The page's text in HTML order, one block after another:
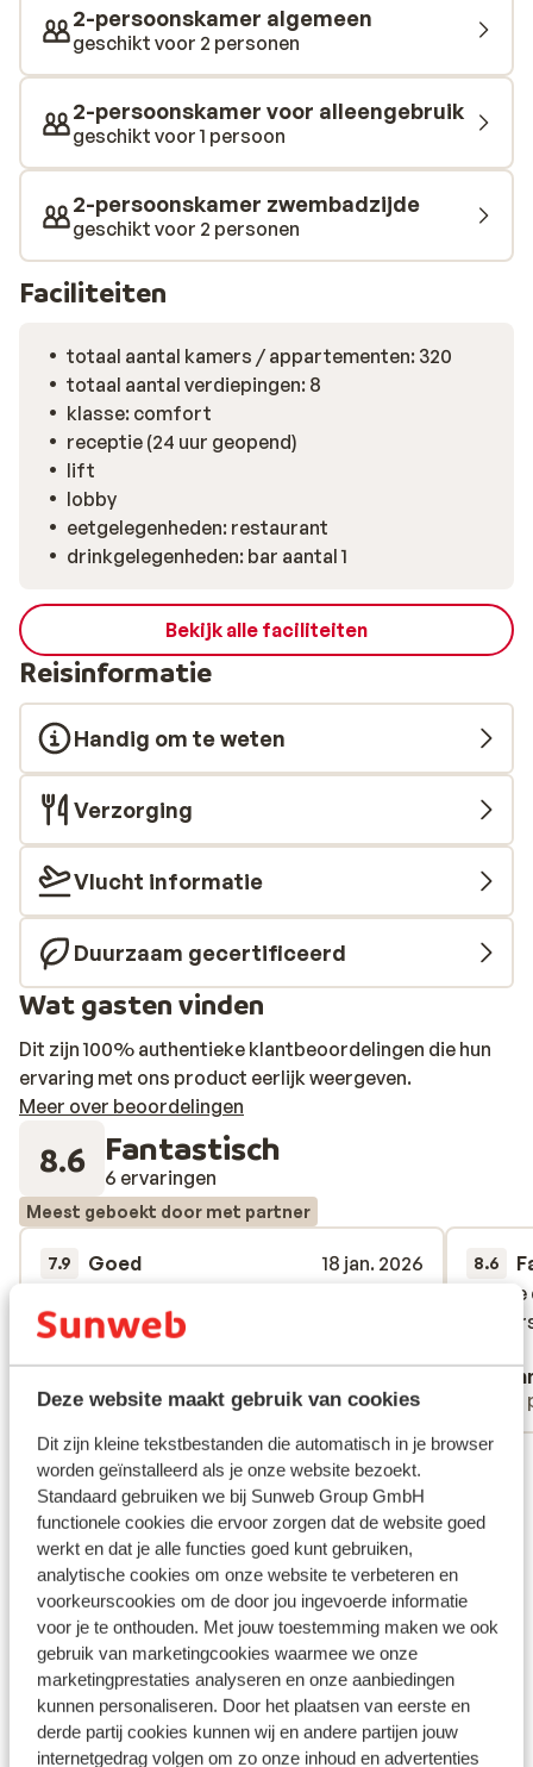
Deze website maakt gebruik van cookies
Dit zijn kleine tekstbestanden die automatisch in je browser
worden geïnstalleerd als je onze website bezoekt.
Standaard gebruiken we bij Sunweb Group GmbH
functionele cookies die ervoor zorgen dat de website goed
werkt en dat je alle functies goed kunt gebruiken,
analytische cookies om onze website te verbeteren en
voorkeurscookies om de door jou ingevoerde informatie
voor je te onthouden. Met jouw toestemming maken we ook
gebruik van marketingcookies waarmee we onze
marketingprestaties analyseren en onze aanbiedingen
kunnen personaliseren. Door het plaatsen van eerste en
derde partij cookies kunnen wij en andere partijen jouw
internetgedrag volgen om zo onze inhoud en advertenties
ook fijn is aan dit hotel is dat je hier verblijft op basis
van halfpension. Geniet 's morgens van een heerlijk
ontbijt en 's avonds van een verscheidenheid aan
gerechten. Fijn toch om zelf niet voor het eten te
hoeven zorgen?
2-persoonskamer algemeen
geschikt voor 2 personen
2-persoonskamer voor alleengebruik
geschikt voor 1 persoon
2-persoonskamer zwembadzijde
geschikt voor 2 personen
Faciliteiten
totaal aantal kamers / appartementen: 320
totaal aantal verdiepingen: 8
klasse: comfort
receptie (24 uur geopend)
lift
lobby
eetgelegenheden: restaurant
drinkgelegenheden: bar aantal 1
Bekijk alle faciliteiten
Reisinformatie
Handig om te weten
Verzorging
Vlucht informatie
Duurzaam gecertificeerd
Wat gasten vinden
Dit zijn 100% authentieke klantbeoordelingen die hun
ervaring met ons product eerlijk weergeven.
Meer over beoordelingen
8.6 Fantastisch
6 ervaringen
Meest geboekt door met partner
7.9 Goed
18 jan. 2026
veel gericht op Engelsen maar voor ons
veel gericht op Engelsen maar voor ons
Met partner
8.6
Veel
Veel
Bekijk alle 6 ervaringen
Ligging
Bekijk op kaart